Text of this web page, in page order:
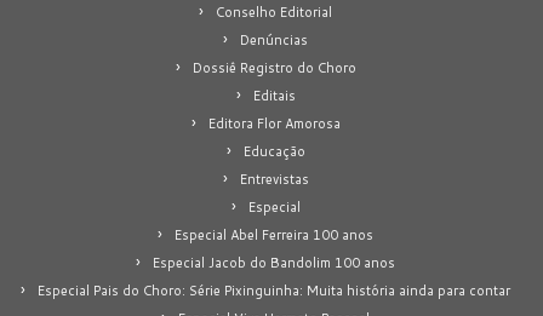
Conselho Editorial
Denúncias
Dossiê Registro do Choro
Editais
Editora Flor Amorosa
Educação
Entrevistas
Especial
Especial Abel Ferreira 100 anos
Especial Jacob do Bandolim 100 anos
Especial Pais do Choro: Série Pixinguinha: Muita história ainda para contar